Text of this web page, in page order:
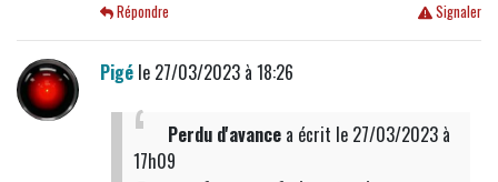
Signaler
Répondre
Pigéle 27/03/2023 à 18:26
Perdu d'avancea écrit le 27/03/2023 à
17h09